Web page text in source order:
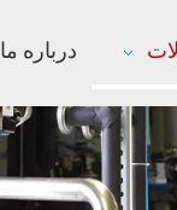
درباره ما